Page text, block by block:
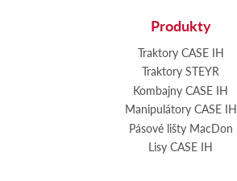
Produkty
Traktory CASE IH
Traktory STEYR
Kombajny CASE IH
Manipulátory CASE IH
Pásové lišty MacDon
Lisy CASE IH